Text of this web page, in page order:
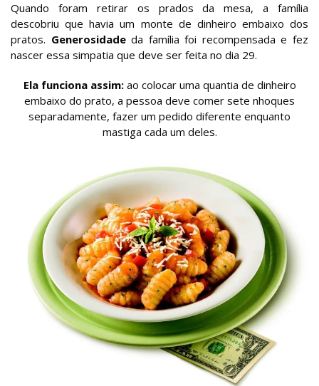
Quando foram retirar os prados da mesa, a família
descobriu que havia um monte de dinheiro embaixo dos
pratos. Generosidadeda família foi recompensada e fez
nascer essa simpatia que deve ser feita no dia 29.
Ela funciona assim: ao colocar uma quantia de dinheiro
embaixo do prato, a pessoa deve comer sete nhoques
separadamente, fazer um pedido diferente enquanto
mastiga cada um deles.